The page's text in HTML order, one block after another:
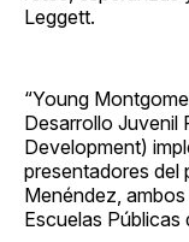
Leggett.
“Young
Desarrollo Juvenil
Development)
presentadores del
Menéndez,
Escuelas Públicas